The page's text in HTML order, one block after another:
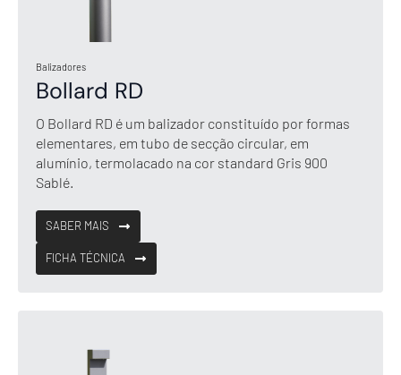
Balizadores
Bollard RD
O Bollard RD é um balizador constituído por formas
elementares, em tubo de secção circular, em
alumínio, termolacado na cor standard Gris 900
Sablé.
SABER MAIS
FICHA TÉCNICA